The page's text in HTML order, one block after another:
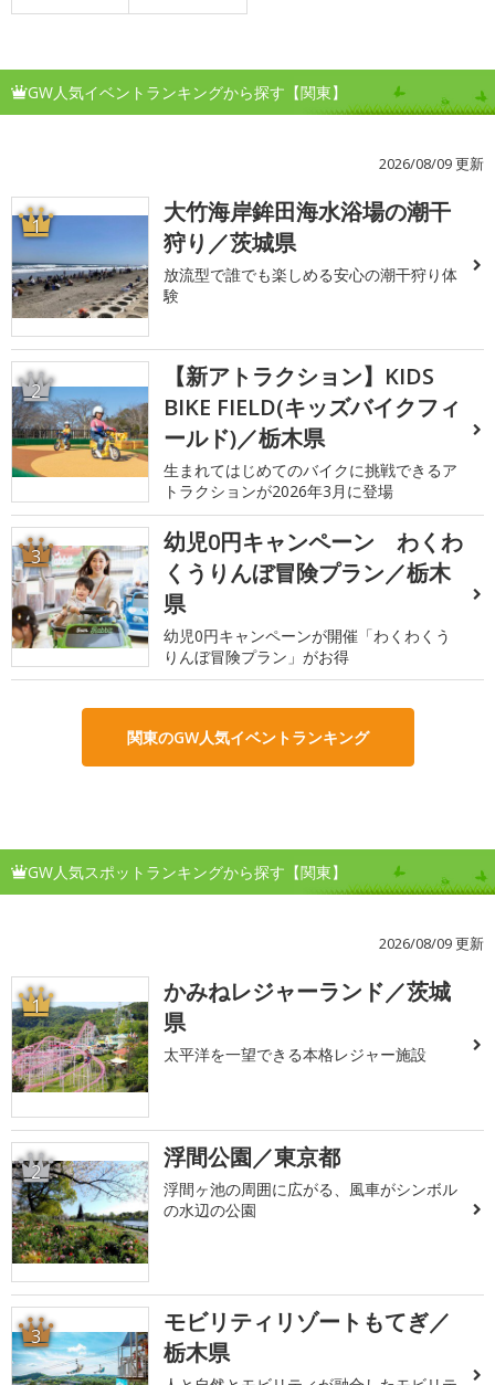
GW人気イベントランキングから探す【関東】
2026/08/09 更新
1
大竹海岸鉾田海水浴場の潮干
狩り／茨城県
放流型で誰でも楽しめる安心の潮干狩り体
験
2
【新アトラクション】KIDS
BIKE FIELD(キッズバイクフィ
ールド)／栃木県
生まれてはじめてのバイクに挑戦できるア
トラクションが2026年3月に登場
3
幼児0円キャンペーン わくわ
くうりんぼ冒険プラン／栃木
県
幼児0円キャンペーンが開催「わくわくう
りんぼ冒険プラン」がお得
関東のGW人気イベントランキング
GW人気スポットランキングから探す【関東】
2026/08/09 更新
1
かみねレジャーランド／茨城
県
太平洋を一望できる本格レジャー施設
2 浮間公園／東京都
浮間ヶ池の周囲に広がる、風車がシンボル
の水辺の公園
3
モビリティリゾートもてぎ／
栃木県